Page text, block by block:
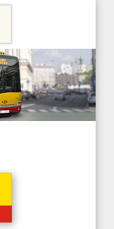
tras linii : 2, 3, 6, 7, 11, 59, 80A, 80B,